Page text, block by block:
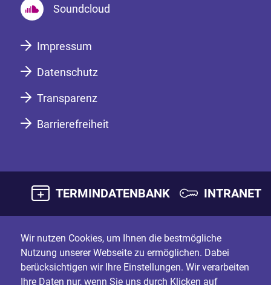
Soundcloud
Impressum
Datenschutz
Transparenz
Barrierefreiheit
TERMINDATENBANK INTRANET
Wir nutzen Cookies, um Ihnen die bestmögliche
Nutzung unserer Webseite zu ermöglichen. Dabei
berücksichtigen wir Ihre Einstellungen. Wir verarbeiten
Ihre Daten nur, wenn Sie uns durch Klicken auf